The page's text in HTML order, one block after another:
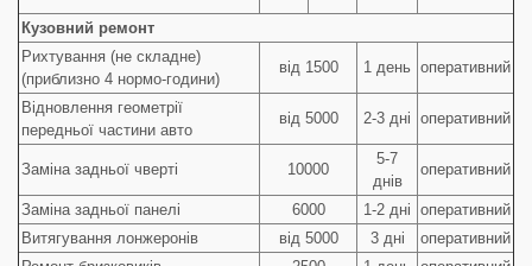
Кузовний ремонт
Рихтування (не складне)
(приблизно 4 нормо-години)
від 1500 1 день оперативний
Відновлення геометрії
передньої частини авто
від 5000 2-3 дні оперативний
Заміна задньої чверті 10000
5-7
днів
оперативний
Заміна задньої панелі 6000 1-2 дні оперативний
Витягування лонжеронів
від 5000 3 дні
оперативний